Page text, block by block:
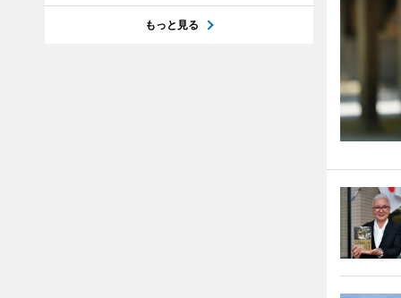
もっと見る